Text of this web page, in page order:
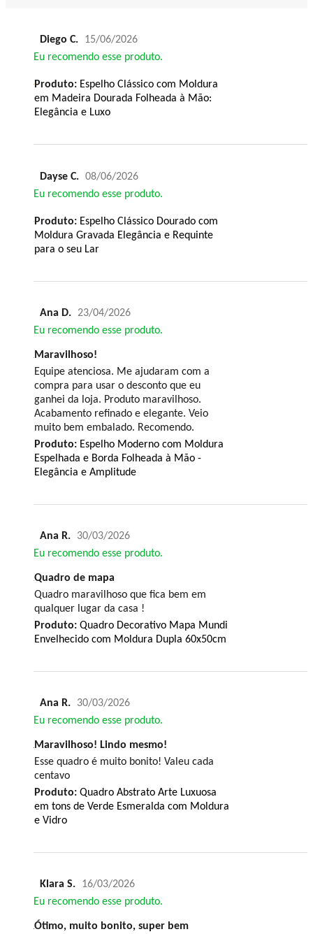
Diego C.
15/06/2026
Eu recomendo esse produto.
Produto: Espelho Clássico com Moldura
em Madeira Dourada Folheada à Mão:
Elegância e Luxo
Dayse C. 08/06/2026
Eu recomendo esse produto.
Produto: Espelho Clássico Dourado com
Moldura Gravada Elegância e Requinte
para o seu Lar
Ana D. 23/04/2026
Eu recomendo esse produto.
Maravilhoso!
Equipe atenciosa. Me ajudaram com a
compra para usar o desconto que eu
ganhei da loja. Produto maravilhoso.
Acabamento refinado e elegante. Veio
muito bem embalado. Recomendo.
Produto: Espelho Moderno com Moldura
Espelhada e Borda Folheada à Mão -
Elegância e Amplitude
Ana R.
30/03/2026
Eu recomendo esse produto.
Quadro de mapa
Quadro maravilhoso que fica bem em
qualquer lugar da casa !
Produto: Quadro Decorativo Mapa Mundi
Envelhecido com Moldura Dupla 60x50cm
Ana R.
30/03/2026
Eu recomendo esse produto.
Maravilhoso! Lindo mesmo!
Esse quadro é muito bonito! Valeu cada
centavo
Produto: Quadro Abstrato Arte Luxuosa
em tons de Verde Esmeralda com Moldura
e Vidro
Klara S.
16/03/2026
Eu recomendo esse produto.
Ótimo, muito bonito, super bem